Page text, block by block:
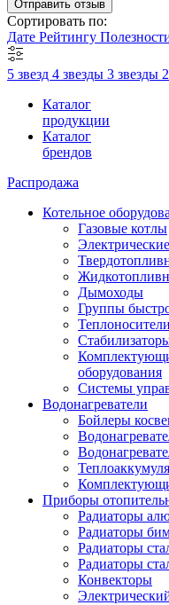
Отправить отзыв
Сортировать по:
Дате Рейтингу
5 звезд 4 звезды 3 звезды
Каталог
продукции
Каталог
брендов
Распродажа
Котельное
Газовые котлы
Дымоходы
Группы
Теплоносители
оборудования
Системы
Водонагреватели
Бойлеры
Приборы
Радиаторы
Радиаторы
Радиаторы
Радиаторы
Конвекторы